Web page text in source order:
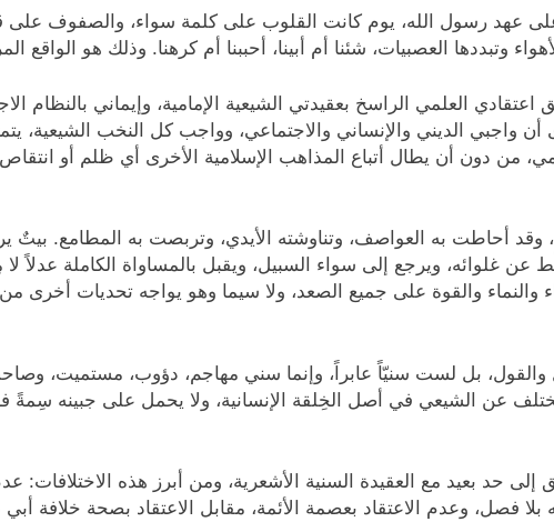
على عهد رسول الله، يوم كانت القلوب على كلمة سواء، والصفوف
وتبددها العصبيات، شئنا أم أبينا، أحببنا أم كرهنا. وذلك هو الواقع
العلمي الراسخ بعقيدتي الشيعية الإمامية، وإيماني بالنظام
أن واجبي الديني والإنساني والاجتماعي، وواجب كل النخب الشيعية،
من دون أن يطال أتباع المذاهب الإسلامية الأخرى أي ظلم أو
أحاطت به العواصف، وتناوشته الأيدي، وتربصت به المطامع. بيتٌ
غلوائه، ويرجع إلى سواء السبيل، ويقبل بالمساواة الكاملة عدلاً لا
والنماء والقوة على جميع الصعد، ولا سيما وهو يواجه تحديات
والقول، بل لست سنيّاً عابراً، وإنما سني مهاجم، دؤوب، مستميت،
يختلف عن الشيعي في أصل الخِلقة الإنسانية، ولا يحمل على جبينه سِمةً
حد بعيد مع العقيدة السنية الأشعرية، ومن أبرز هذه الاختلافات:
فصل، وعدم الاعتقاد بعصمة الأئمة، مقابل الاعتقاد بصحة خلافة